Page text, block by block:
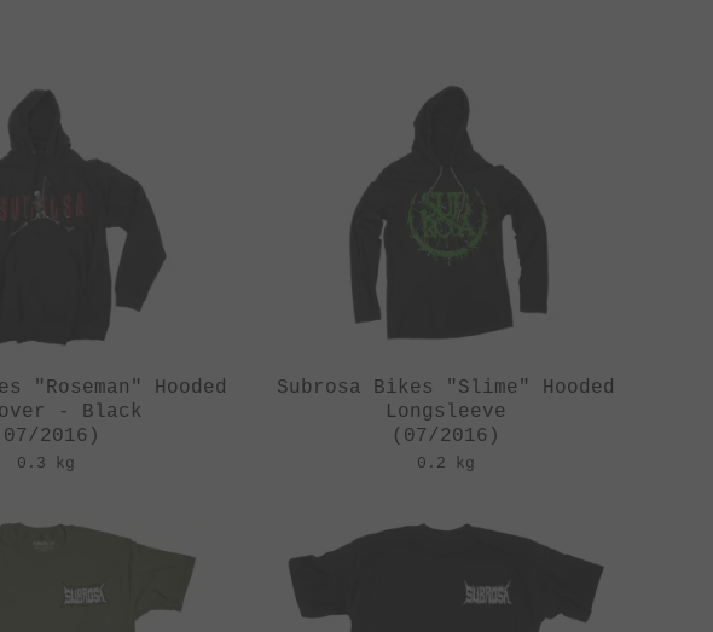
"Roseman" Hooded
- Black
2016)
0.3 kg
Subrosa Bikes "Slime" Hooded
Longsleeve
(07/2016)
0.2 kg